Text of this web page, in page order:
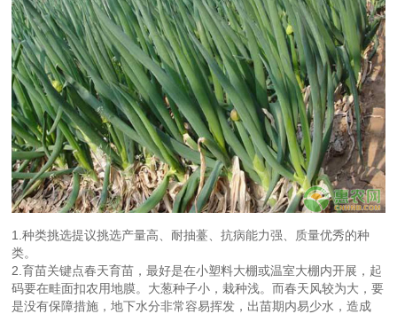
1.种类挑选提议挑选产量高、耐抽薹、抗病能力强、质量优秀的种
类。
2.育苗关键点春天育苗，最好是在小塑料大棚或温室大棚内开展，起
码要在畦面扣农用地膜。大葱种子小，栽种浅。而春天风较为大，要
是没有保障措施，地下水分非常容易挥发，出苗期内易少水，造成